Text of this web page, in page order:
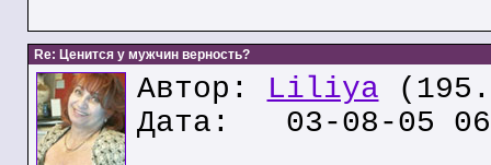
Re: Ценится у мужчин верность?
Автор: Liliya
Дата: 03-08-05